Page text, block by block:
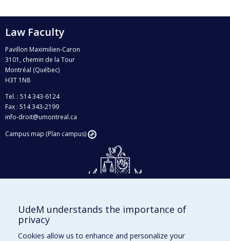
Law Faculty
Pavillon Maximilien-Caron
3101, chemin de la Tour
Montréal (Québec)
H3T 1N8
Tel. : 514 343-6124
Fax : 514 343-2199
info-droit@umontreal.ca
Campus map (Plan campus)
Givings and philanthropy
UdeM understands the importance of
privacy
Cookies allow us to enhance and personalize your